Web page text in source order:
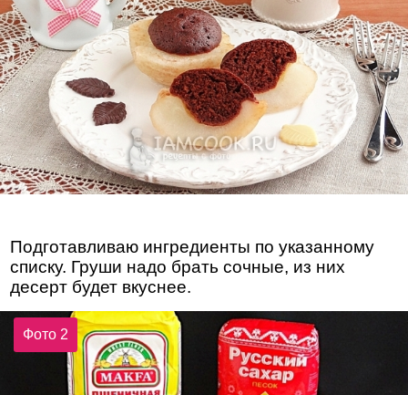
Подготавливаю ингредиенты по указанному
списку. Груши надо брать сочные, из них
десерт будет вкуснее.
Фото 2